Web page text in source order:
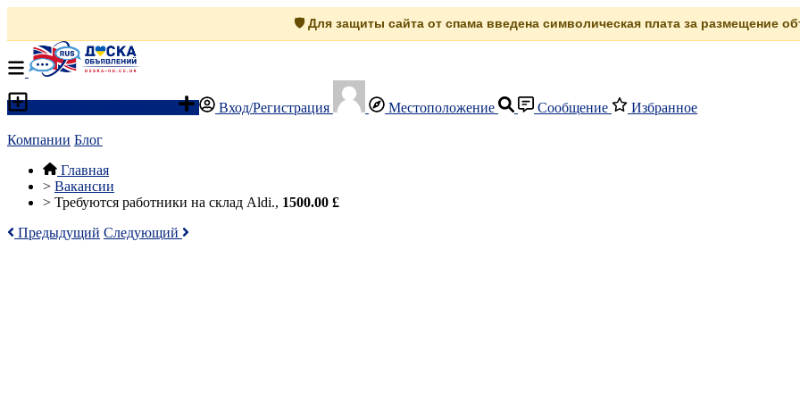
🛡️ Для защиты сайта от спама введена символическая плата за размещение
Вход/Регистрация Местоположение Сообщение Избранное
Компании Блог
Главная
> Вакансии
> Требуются работники на склад Aldi., 1500.00 £
Предыдущий Следующий